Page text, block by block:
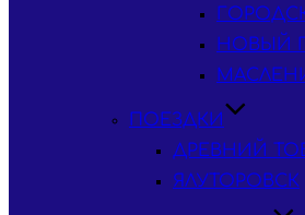
НОВЫЙ
ПОЕЗДКИ
ДРЕВНИЙ
ЯЛУТОРОВСК